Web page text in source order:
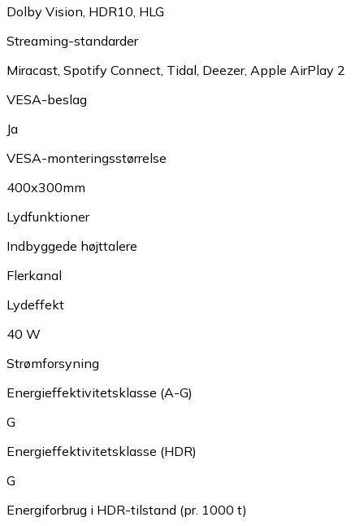
Dolby Vision, HDR10, HLG
Streaming-standarder
Miracast, Spotify Connect, Tidal, Deezer, Apple AirPlay 2
VESA-beslag
Ja
VESA-monteringsstørrelse
400x300mm
Lydfunktioner
Indbyggede højttalere
Flerkanal
Lydeffekt
40 W
Strømforsyning
Energieffektivitetsklasse (A-G)
G
Energieffektivitetsklasse (HDR)
G
Energiforbrug i HDR-tilstand (pr. 1000 t)